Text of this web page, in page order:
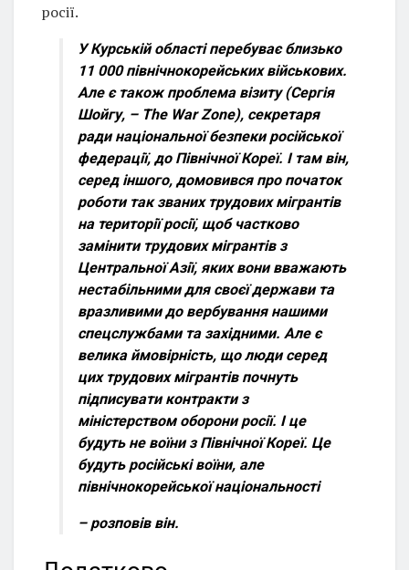
росії.
У Курській області перебуває близько
11 000 північнокорейських військових.
Але є також проблема візиту (Сергія
Шойгу, – The War Zone), секретаря
ради національної безпеки російської
федерації, до Північної Кореї. І там він,
серед іншого, домовився про початок
роботи так званих трудових мігрантів
на території росії, щоб частково
замінити трудових мігрантів з
Центральної Азії, яких вони вважають
нестабільними для своєї держави та
вразливими до вербування нашими
спецслужбами та західними. Але є
велика ймовірність, що люди серед
цих трудових мігрантів почнуть
підписувати контракти з
міністерством оборони росії. І це
будуть не воїни з Північної Кореї. Це
будуть російські воїни, але
північнокорейської національності
– розповів він.